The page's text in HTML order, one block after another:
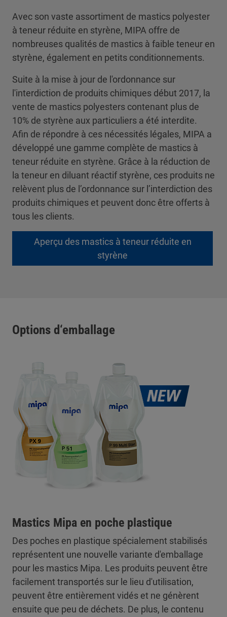
Avec son vaste assortiment de mastics polyester
à teneur réduite en styrène, MIPA offre de
nombreuses qualités de mastics à faible teneur en
styrène, également en petits conditionnements.
Suite à la mise à jour de l'ordonnance sur
l'interdiction de produits chimiques début 2017, la
vente de mastics polyesters contenant plus de
10% de styrène aux particuliers a été interdite.
Afin de répondre à ces nécessités légales, MIPA a
développé une gamme complète de mastics à
teneur réduite en styrène. Grâce à la réduction de
la teneur en diluant réactif styrène, ces produits ne
relèvent plus de l’ordonnance sur l’interdiction des
produits chimiques et peuvent donc être offerts à
tous les clients.
Aperçu des mastics à teneur réduite en
styrène
Options d‘emballage
Mastics Mipa en poche plastique
Des poches en plastique spécialement stabilisés
représentent une nouvelle variante d'emballage
pour les mastics Mipa. Les produits peuvent être
facilement transportés sur le lieu d'utilisation,
peuvent être entièrement vidés et ne génèrent
ensuite que peu de déchets. De plus, le contenu